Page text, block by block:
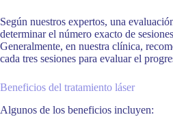
Según nuestros expertos, una
determinar el número exacto de
Generalmente, en nuestra clínica,
cada tres sesiones para evaluar el
Beneficios del tratamiento láser
Algunos de los beneficios incluyen: